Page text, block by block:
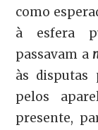
como
à esfera
passavam a
às disputas
pelos
presente,